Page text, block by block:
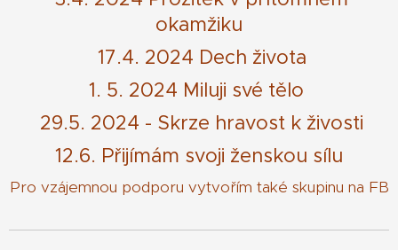
okamžiku
17.4. 2024 Dech života
1. 5. 2024 Miluji své tělo
29.5. 2024 - Skrze hravost k živosti
12.6. Přijímám svoji ženskou sílu
Pro vzájemnou podporu vytvořím také skupinu na FB